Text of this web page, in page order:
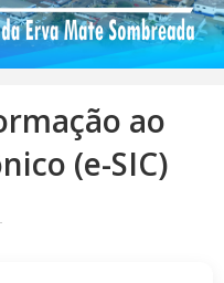
ao
(e-SIC)